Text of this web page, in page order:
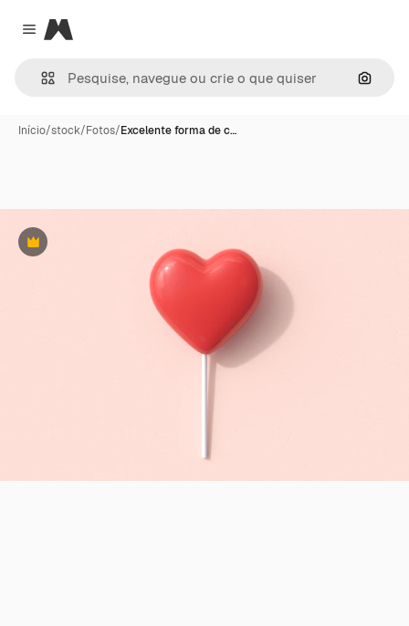
Close menu
Magnific
Início/stock/Fotos/Excelente forma de c…
Premium